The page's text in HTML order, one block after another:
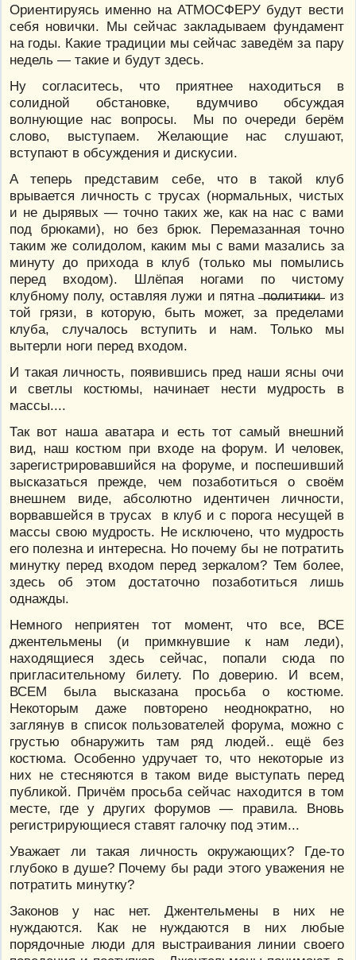
Ориентируясь именно на АТМОСФЕРУ будут вести
себя новички. Мы сейчас закладываем фундамент
на годы. Какие традиции мы сейчас заведём за пару
недель — такие и будут здесь.
Ну согласитесь, что приятнее находиться в
солидной обстановке, вдумчиво обсуждая
волнующие нас вопросы. Мы по очереди берём
слово, выступаем. Желающие нас слушают,
вступают в обсуждения и дискусии.
А теперь представим себе, что в такой клуб
врывается личность с трусах (нормальных, чистых
и не дырявых — точно таких же, как на нас с вами
под брюками), но без брюк. Перемазанная точно
таким же солидолом, каким мы с вами мазались за
минуту до прихода в клуб (только мы помылись
перед входом). Шлёпая ногами по чистому
клубному полу, оставляя лужи и пятна ̶п̶о̶л̶и̶т̶и̶к̶и̶ из
той грязи, в которую, быть может, за пределами
клуба, случалось вступить и нам. Только мы
вытерли ноги перед входом.
И такая личность, появившись пред наши ясны очи
и светлы костюмы, начинает нести мудрость в
массы....
Так вот наша аватара и есть тот самый внешний
вид, наш костюм при входе на форум. И человек,
зарегистрировавшийся на форуме, и поспешивший
высказаться прежде, чем позаботиться о своём
внешнем виде, абсолютно идентичен личности,
ворвавшейся в трусах в клуб и с порога несущей в
массы свою мудрость. Не исключено, что мудрость
его полезна и интересна. Но почему бы не потратить
минутку перед входом перед зеркалом? Тем более,
здесь об этом достаточно позаботиться лишь
однажды.
Немного неприятен тот момент, что все, ВСЕ
джентельмены (и примкнувшие к нам леди),
находящиеся здесь сейчас, попали сюда по
пригласительному билету. По доверию. И всем,
ВСЕМ была высказана просьба о костюме.
Некоторым даже повторено неоднократно, но
заглянув в список пользователей форума, можно с
грустью обнаружить там ряд людей.. ещё без
костюма. Особенно удручает то, что некоторые из
них не стесняются в таком виде выступать перед
публикой. Причём просьба сейчас находится в том
месте, где у других форумов — правила. Вновь
регистрирующиеся ставят галочку под этим...
Уважает ли такая личность окружающих? Где-то
глубоко в душе? Почему бы ради этого уважения не
потратить минутку?
Законов у нас нет. Джентельмены в них не
нуждаются. Как не нуждаются в них любые
порядочные люди для выстраивания линии своего